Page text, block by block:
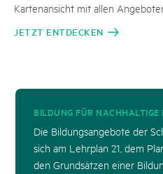
Kartenansicht mit allen
JETZT ENTDECKEN
BILDUNG FÜR NACHHALTIGE
Die Bildungsangebote der
sich am Lehrplan 21, dem
den Grundsätzen einer